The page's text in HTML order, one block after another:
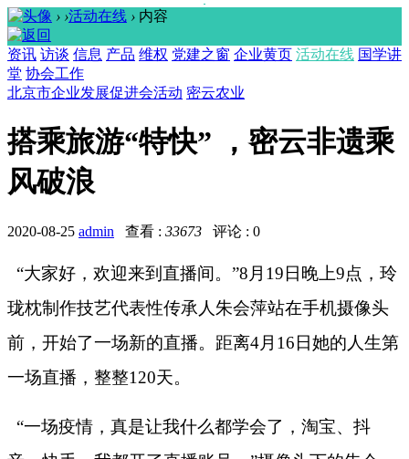
› ›活动在线 › 内容
资讯 访谈 信息 产品 维权 党建之窗 企业黄页 活动在线 国学讲
堂 协会工作
北京市企业发展促进会活动 密云农业
搭乘旅游“特快” ，密云非遗乘
风破浪
2020-08-25 admin 查看 : 33673 评论 : 0
“大家好，欢迎来到直播间。”8 月 19 日晚上9点，玲
珑枕制作技艺代表性传承人朱会萍站在手机摄像头
前，开始了一场新的直播。距离4月 16 日她的人生第
一场直播，整整120天。
“一场疫情，真是让我什么都学会了，淘宝、抖